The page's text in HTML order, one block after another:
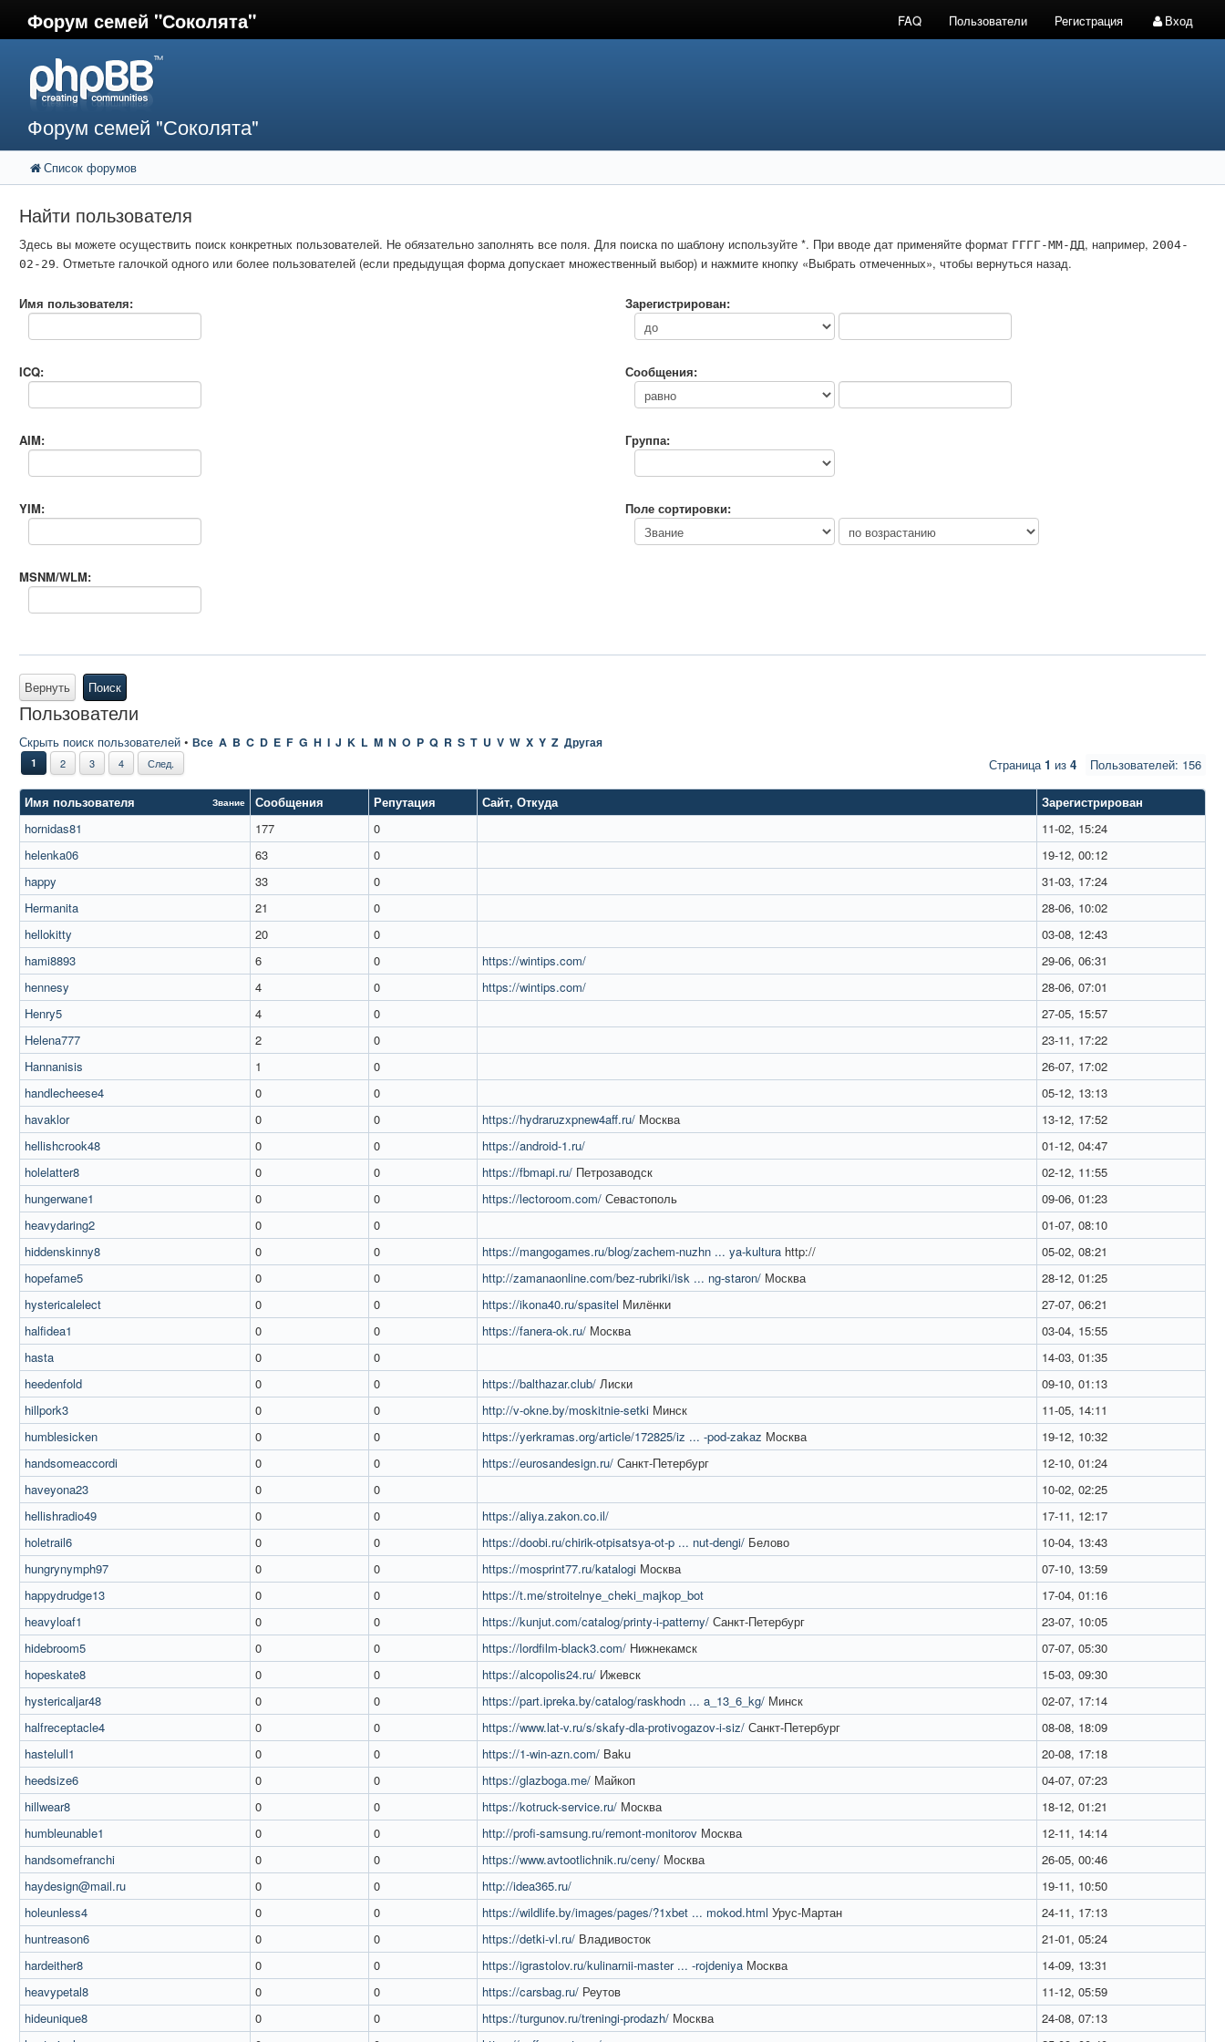
Форум семей "Соколята" FAQ Пользователи Регистрация Вход
Форум семей "Соколята"
Список форумов
Найти пользователя
Здесь вы можете осуществить поиск конкретных пользователей. Не обязательно заполнять все поля. Для поиска по шаблону используйте *. При вводе дат применяйте формат ГГГГ-ММ-ДД, например, 2004-
02-29. Отметьте галочкой одного или более пользователей (если предыдущая форма допускает множественный выбор) и нажмите кнопку «Выбрать отмеченных», чтобы вернуться назад.
Имя пользователя:
ICQ:
AIM:
YIM:
MSNM/WLM:
Зарегистрирован:
Сообщения:
Группа:
Поле сортировки:
Вернуть Поиск
Пользователи
Скрыть поиск пользователей • Все A B C D E F G H I J K L M N O P Q R S T U V W X Y Z Другая
Пользователей: 156
1 2 3 4 След. Страница1 из 4
Имя пользователя Звание Сообщения Репутация Сайт, Откуда
Зарегистрирован
hornidas81
177 0
11-02, 15:24
helenka06
63 0
19-12, 00:12
happy
33 0
31-03, 17:24
Hermanita
21 0
28-06, 10:02
hellokitty
20 0
03-08, 12:43
hami8893
6 0 https://wintips.com/
29-06, 06:31
hennesy
4 0 https://wintips.com/
28-06, 07:01
Henry5
4 0
27-05, 15:57
Helena777
2 0
23-11, 17:22
Hannanisis
1 0
26-07, 17:02
handlecheese4
0 0
05-12, 13:13
havaklor
0 0 https://hydraruzxpnew4aff.ru/ Москва
13-12, 17:52
hellishcrook48
0 0 https://android-1.ru/
01-12, 04:47
holelatter8
0 0 https://fbmapi.ru/ Петрозаводск
02-12, 11:55
hungerwane1
0 0 https://lectoroom.com/ Севастополь
09-06, 01:23
heavydaring2
0 0
01-07, 08:10
hiddenskinny8
0 0 https://mangogames.ru/blog/zachem-nuzhn ... ya-kultura http://
05-02, 08:21
hopefame5
0 0 http://zamanaonline.com/bez-rubriki/isk ... ng-staron/ Москва
28-12, 01:25
hystericalelect
0 0 https://ikona40.ru/spasitel Милёнки
27-07, 06:21
halfidea1
0 0 https://fanera-ok.ru/ Москва
03-04, 15:55
hasta
0 0
14-03, 01:35
heedenfold
0 0 https://balthazar.club/ Лиски
09-10, 01:13
hillpork3
0 0 http://v-okne.by/moskitnie-setki Минск
11-05, 14:11
humblesicken
0 0 https://yerkramas.org/article/172825/iz ... -pod-zakaz Москва
19-12, 10:32
handsomeaccordi
0 0 https://eurosandesign.ru/ Санкт-Петербург
12-10, 01:24
haveyona23
0 0
10-02, 02:25
hellishradio49
0 0 https://aliya.zakon.co.il/
17-11, 12:17
holetrail6
0 0 https://doobi.ru/chirik-otpisatsya-ot-p ... nut-dengi/ Белово
10-04, 13:43
hungrynymph97
0 0 https://mosprint77.ru/katalogi Москва
07-10, 13:59
happydrudge13
0 0 https://t.me/stroitelnye_cheki_majkop_bot
17-04, 01:16
heavyloaf1
0 0 https://kunjut.com/catalog/printy-i-patterny/ Санкт-Петербург
23-07, 10:05
hidebroom5
0 0 https://lordfilm-black3.com/ Нижнекамск
07-07, 05:30
hopeskate8
0 0 https://alcopolis24.ru/ Ижевск
15-03, 09:30
hystericaljar48
0 0 https://part.ipreka.by/catalog/raskhodn ... a_13_6_kg/ Минск
02-07, 17:14
halfreceptacle4
0 0 https://www.lat-v.ru/s/skafy-dla-protivogazov-i-siz/ Санкт-Петербург
08-08, 18:09
hastelull1
0 0 https://1-win-azn.com/ Baku
20-08, 17:18
heedsize6
0 0 https://glazboga.me/ Майкоп
04-07, 07:23
hillwear8
0 0 https://kotruck-service.ru/ Москва
18-12, 01:21
humbleunable1
0 0 http://profi-samsung.ru/remont-monitorov Москва
12-11, 14:14
handsomefranchi
0 0 https://www.avtootlichnik.ru/ceny/ Москва
26-05, 00:46
haydesign@mail.ru
0 0 http://idea365.ru/
19-11, 10:50
holeunless4
0 0 https://wildlife.by/images/pages/?1xbet ... mokod.html Урус-Мартан
24-11, 17:13
huntreason6
0 0 https://detki-vl.ru/ Владивосток
21-01, 05:24
hardeither8
0 0 https://igrastolov.ru/kulinarnii-master ... -rojdeniya Москва
14-09, 13:31
heavypetal8
0 0 https://carsbag.ru/ Реутов
11-12, 05:59
hideunique8
0 0 https://turgunov.ru/treningi-prodazh/ Москва
24-08, 07:13